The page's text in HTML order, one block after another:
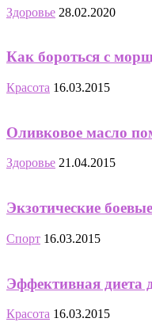
Здоровье 28.02.2020
Как бороться с
Красота 16.03.2015
Оливковое масло
Здоровье 21.04.2015
Экзотические
Спорт 16.03.2015
Эффективная диета
Красота 16.03.2015